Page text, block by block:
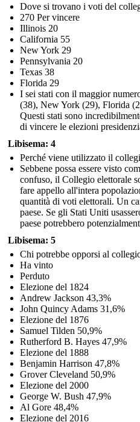
Dove si trovano i voti del
270 Per vincere
Illinois 20
California 55
New York 29
Pennsylvania 20
Texas 38
Florida 29
I sei stati con il maggior
(38), New York (29), Florida
Questi stati sono
di vincere le elezioni
Libisema: 4
Perché viene utilizzato il
Sebbene possa essere visto
confuso, il Collegio elettorale
fare appello all'intera
quantità di voti elettorali. Un
paese. Se gli Stati Uniti
paese potrebbero
Libisema: 5
Chi potrebbe opporsi al
Ha vinto
Perduto
Elezione del 1824
Andrew Jackson 43,3%
John Quincy Adams 31,6%
Elezione del 1876
Samuel Tilden 50,9%
Rutherford B. Hayes 47,9%
Elezione del 1888
Benjamin Harrison 47,8%
Grover Cleveland 50,9%
Elezione del 2000
George W. Bush 47,9%
Al Gore 48,4%
Elezione del 2016